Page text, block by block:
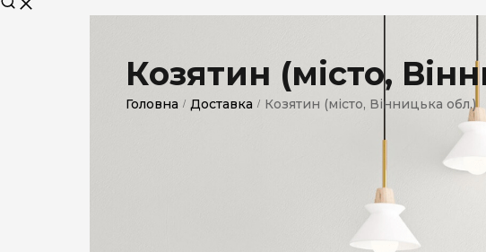
Nano
Без фільтра
Смакові (капсула)
Козятин (місто,
Головна / Доставка / Козятин (місто, Вінницька обл.)